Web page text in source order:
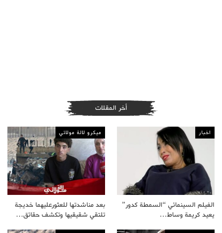
أخر المقلات
اخبار
الفيلم السينمائي “السمطة كدور”
يعيد كريمة وساط…
ميكرو لالة مولاتي
بعد مناشدتها للعثورعليهما خديجة
تلتقي شقيقيها وتكشف حقائق…